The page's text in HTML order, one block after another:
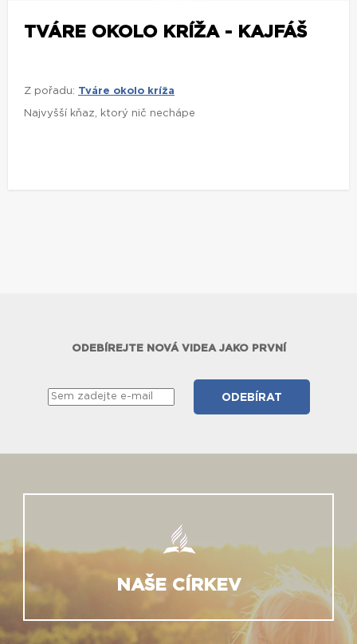
TVÁRE OKOLO KRÍŽA - KAJFÁŠ
Z pořadu: Tváre okolo kríža
Najvyšší kňaz, ktorý nič nechápe
ODEBÍREJTE NOVÁ VIDEA JAKO PRVNÍ
NAŠE CÍRKEV